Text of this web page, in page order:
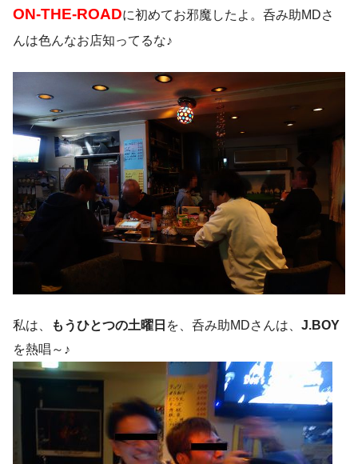
ON-THE-ROADに初めてお邪魔したよ。呑み助MDさ
んは色んなお店知ってるな♪
私は、 もうひとつの土曜日 を、呑み助MDさんは、 J.BOY
を熱唱～♪